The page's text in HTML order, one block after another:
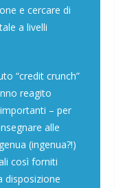
e cercare di
a livelli
“credit crunch”
reagito
– per
alle
(ingenua?!)
così forniti
disposizione